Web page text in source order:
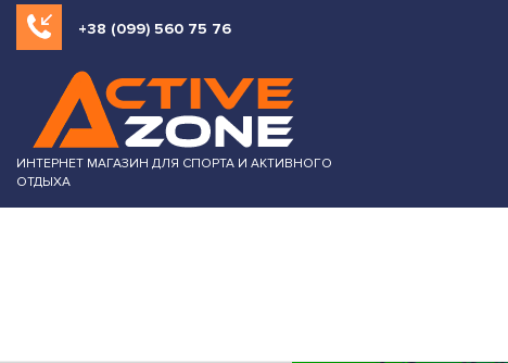
+38 (099) 560 75 76
ИНТЕРНЕТ МАГАЗИН ДЛЯ СПОРТА И АКТИВНОГО
ОТДЫХА